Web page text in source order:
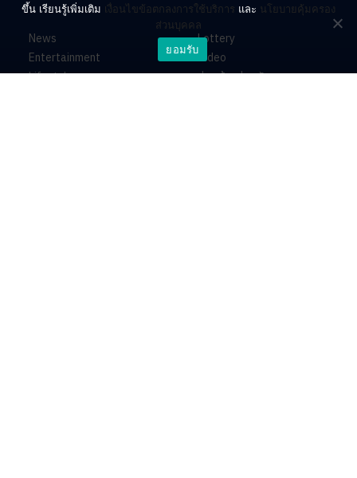
News
Entertainment
Lifestyle
Lottery
Video
ร่วมด้วยช่วยกัน
ขึ้น เรียนรู้เพิ่มเติม เงื่อนไขข้อตกลงการใช้บริการ และ นโยบายคุ้มครอง
ส่วนบุคคล
ยอมรับ